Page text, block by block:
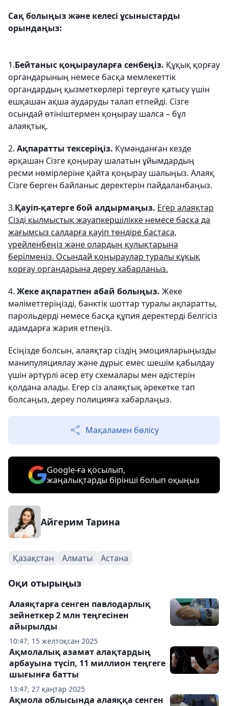
Сақ болыңыз және келесі ұсыныстарды
орындаңыз:
1.Бейтаныс қоңырауларға сенбеңіз. Құқық қорғау
органдарының немесе басқа мемлекеттік
органдардың қызметкерлері тергеуге қатысу үшін
ешқашан ақша аударуды талап етпейді. Сізге
осындай өтініштермен қоңырау шалса – бұл
алаяқтық.
2. Ақпаратты тексеріңіз. Күмәнданған кезде
әрқашан Сізге қоңырау шалатын ұйымдардың
ресми нөмірлеріне қайта қоңырау шалыңыз. Алаяқ
Сізге берген байланыс деректерін пайдаланбаңыз.
3.Қауіп-қатерге бой алдырмаңыз. Егер алаяқтар
Сізді қылмыстық жауапкершілікке немесе басқа да
жағымсыз салдарға қауіп төндіре бастаса,
үрейленбеңіз және олардың қулықтарына
берілмеңіз. Осындай қоңыраулар туралы құқық
қорғау органдарына дереу хабарлаңыз.
4. Жеке ақпаратпен абай болыңыз. Жеке
мәліметтеріңізді, банктік шоттар туралы ақпаратты,
парольдерді немесе басқа құпия деректерді белгісіз
адамдарға жария етпеңіз.
Есіңізде болсын, алаяқтар сіздің эмоцияларыңызды
манипуляциялау және дұрыс емес шешім қабылдау
үшін әртүрлі әсер ету схемалары мен әдістерін
қолдана алады. Егер сіз алаяқтық әрекетке тап
болсаңыз, дереу полицияға хабарлаңыз.
Мақаламен бөлісу
Google-ға қосылып,
жаңалықтарды бірінші болып оқыңыз
Айгерим Тарина
Қазақстан Алматы Астана
Оқи отырыңыз
10:47, 15 желтоқсан 2025
Алаяқтарға сенген павлодарлық
зейнеткер 2 млн теңгесінен
айырылды
13:47, 27 қаңтар 2025
Ақмолалық азамат алақтардың
арбауына түсіп, 11 миллион теңгеге
шығынға батты
Ақмола облысында алаяққа сенген